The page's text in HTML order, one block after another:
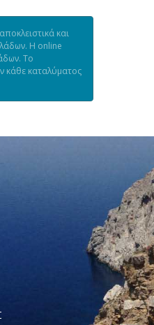
και
Η online
Το
κάθε καταλύματος